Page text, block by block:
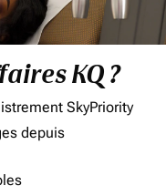
KQ ?
SkyPriority
depuis